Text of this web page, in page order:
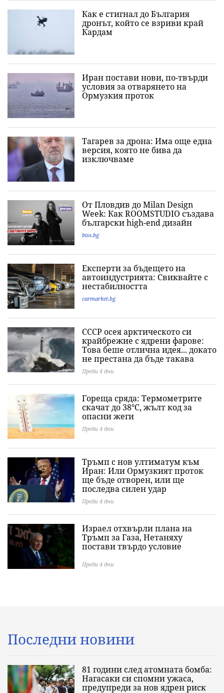
Как е стигнал до България
дронът, който се взриви край
Кардам
Иран постави нови, по-твърди
условия за отварянето на
Ормузкия проток
Тагарев за дрона: Има още една
версия, която не бива да
изключваме
От Пловдив до Milan Design
Week: Как ROOMSTUDIO създава
български high-end дизайн
biss.bg
Експерти за бъдещето на
автоиндустрията: Свиквайте с
нестабилността
carmarket.bg
СССР осея арктическото си
крайбрежие с ядрени фарове:
Това беше отлична идея... докато
не престана да бъде такава
Преди 4 дни
Гореща сряда: Термометрите
скачат до 38°C, жълт код за
опасни жеги
Преди 4 дни
Тръмп с нов ултиматум към
Иран: Или Ормузкият проток
ще бъде отворен, или ще
последва силен удар
Преди 4 дни
Израел отхвърли плана на
Тръмп за Газа, Нетаняху
постави твърдо условие
Преди 4 дни
Последни новини
81 години след атомната бомба:
Нагасаки си спомни ужаса,
предупреди за нов ядрен риск